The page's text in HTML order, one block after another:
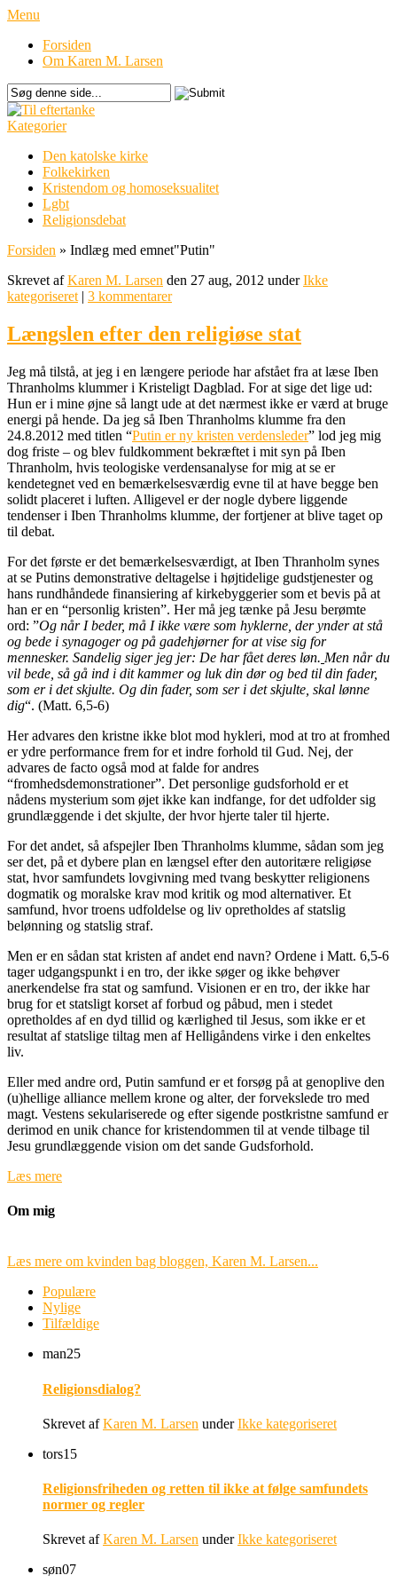
Menu
Forsiden
Om Karen M. Larsen
Kategorier
Den katolske kirke
Folkekirken
Kristendom og homoseksualitet
Lgbt
Religionsdebat
Forsiden » Indlæg med emnet"Putin"
Skrevet afKaren M. Larsen den 27 aug, 2012 underIkke
kategoriseret | 3 kommentarer
Længslen efter den religiøse stat
Jeg må tilstå, at jeg i en længere periode har afstået fra at læse Iben
Thranholms klummer i Kristeligt Dagblad. For at sige det lige ud:
Hun er i mine øjne så langt ude at det nærmest ikke er værd at bruge
energi på hende. Da jeg så Iben Thranholms klumme fra den
24.8.2012 med titlen “Putin er ny kristen verdensleder” lod jeg mig
dog friste – og blev fuldkomment bekræftet i mit syn på Iben
Thranholm, hvis teologiske verdensanalyse for mig at se er
kendetegnet ved en bemærkelsesværdig evne til at have begge ben
solidt placeret i luften. Alligevel er der nogle dybere liggende
tendenser i Iben Thranholms klumme, der fortjener at blive taget op
til debat.
For det første er det bemærkelsesværdigt, at Iben Thranholm synes
at se Putins demonstrative deltagelse i højtidelige gudstjenester og
hans rundhåndede finansiering af kirkebyggerier som et bevis på at
han er en “personlig kristen”. Her må jeg tænke på Jesu berømte
ord: ”Og når I beder, må I ikke være som hyklerne, der ynder at stå
og bede i synagoger og på gadehjørner for at vise sig for
mennesker. Sandelig siger jeg jer: De har fået deres løn. Men når du
vil bede, så gå ind i dit kammer og luk din dør og bed til din fader,
som er i det skjulte. Og din fader, som ser i det skjulte, skal lønne
dig“. (Matt. 6,5-6)
Her advares den kristne ikke blot mod hykleri, mod at tro at fromhed
er ydre performance frem for et indre forhold til Gud. Nej, der
advares de facto også mod at falde for andres
“fromhedsdemonstrationer”. Det personlige gudsforhold er et
nådens mysterium som øjet ikke kan indfange, for det udfolder sig
grundlæggende i det skjulte, der hvor hjerte taler til hjerte.
For det andet, så afspejler Iben Thranholms klumme, sådan som jeg
ser det, på et dybere plan en længsel efter den autoritære religiøse
stat, hvor samfundets lovgivning med tvang beskytter religionens
dogmatik og moralske krav mod kritik og mod alternativer. Et
samfund, hvor troens udfoldelse og liv opretholdes af statslig
belønning og statslig straf.
Men er en sådan stat kristen af andet end navn? Ordene i Matt. 6,5-6
tager udgangspunkt i en tro, der ikke søger og ikke behøver
anerkendelse fra stat og samfund. Visionen er en tro, der ikke har
brug for et statsligt korset af forbud og påbud, men i stedet
opretholdes af en dyd tillid og kærlighed til Jesus, som ikke er et
resultat af statslige tiltag men af Helligåndens virke i den enkeltes
liv.
Eller med andre ord, Putin samfund er et forsøg på at genoplive den
(u)hellige alliance mellem krone og alter, der forvekslede tro med
magt. Vestens sekulariserede og efter sigende postkristne samfund er
derimod en unik chance for kristendommen til at vende tilbage til
Jesu grundlæggende vision om det sande Gudsforhold.
Læs mere
Om mig
Læs mere om kvinden bag bloggen, Karen M. Larsen...
Populære
Nylige
Tilfældige
man25
Religionsdialog?
Skrevet afKaren M. Larsen underIkke kategoriseret
tors15
Religionsfriheden og retten til ikke at følge samfundets
normer og regler
Skrevet afKaren M. Larsen underIkke kategoriseret
søn07